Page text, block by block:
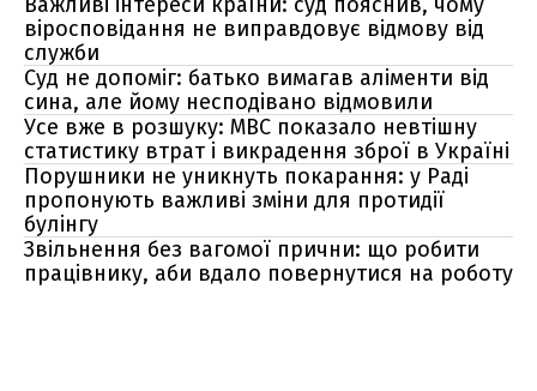
віросповідання не виправдовує відмову від
служби
Суд не допоміг: батько вимагав аліменти від
сина, але йому несподівано відмовили
Усе вже в розшуку: МВС показало невтішну
статистику втрат і викрадення зброї в Україні
Порушники не уникнуть покарання: у Раді
пропонують важливі зміни для протидії
булінгу
Звільнення без вагомої прични: що робити
працівнику, аби вдало повернутися на роботу